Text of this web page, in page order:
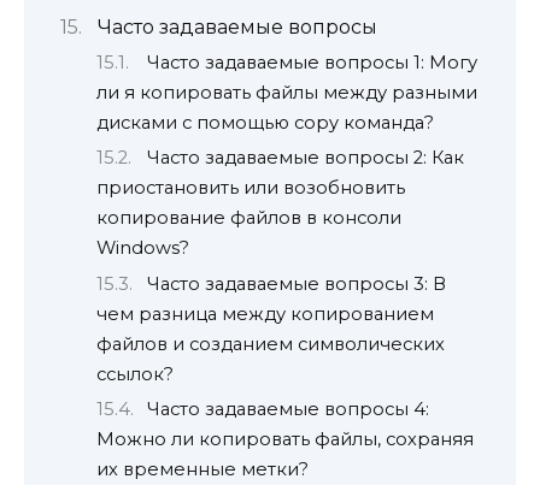
Часто задаваемые вопросы
Часто задаваемые вопросы 1: Могу
ли я копировать файлы между разными
дисками с помощью copy команда?
Часто задаваемые вопросы 2: Как
приостановить или возобновить
копирование файлов в консоли
Windows?
Часто задаваемые вопросы 3: В
чем разница между копированием
файлов и созданием символических
ссылок?
Часто задаваемые вопросы 4:
Можно ли копировать файлы, сохраняя
их временные метки?